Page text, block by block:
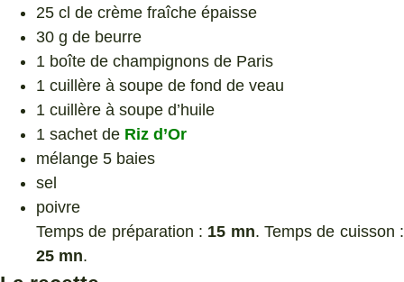
25 cl de crème fraîche épaisse
30 g de beurre
1 boîte de champignons de Paris
1 cuillère à soupe de fond de veau
1 cuillère à soupe d’huile
1 sachet de Riz d’Or
mélange 5 baies
sel
poivre
Temps de préparation : 15 mn. Temps de cuisson :
25 mn.